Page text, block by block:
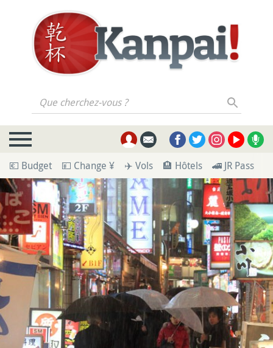
Que cherchez-vous ?
💶 Budget 💴 Change ¥ ✈️ Vols 🏨 Hôtels 🚄 JR Pass